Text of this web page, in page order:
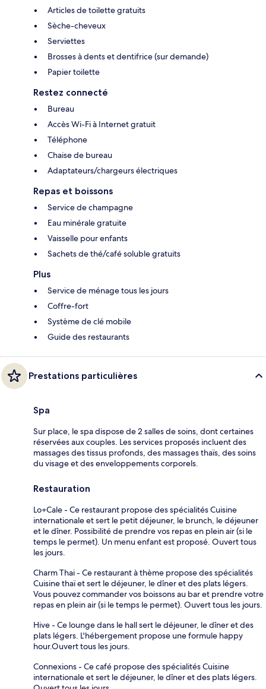
Articles de toilette gratuits
Sèche-cheveux
Serviettes
Brosses à dents et dentifrice (sur demande)
Papier toilette
Restez connecté
Bureau
Accès Wi-Fi à Internet gratuit
Téléphone
Chaise de bureau
Adaptateurs/chargeurs électriques
Repas et boissons
Service de champagne
Eau minérale gratuite
Vaisselle pour enfants
Sachets de thé/café soluble gratuits
Plus
Service de ménage tous les jours
Coffre-fort
Système de clé mobile
Guide des restaurants
Prestations particulières
Spa
Sur place, le spa dispose de 2 salles de soins, dont certaines
réservées aux couples. Les services proposés incluent des
massages des tissus profonds, des massages thaïs, des soins
du visage et des enveloppements corporels.
Restauration
Lo+Cale - Ce restaurant propose des spécialités Cuisine
internationale et sert le petit déjeuner, le brunch, le déjeuner
et le dîner. Possibilité de prendre vos repas en plein air (si le
temps le permet). Un menu enfant est proposé. Ouvert tous
les jours.
Charm Thai - Ce restaurant à thème propose des spécialités
Cuisine thaï et sert le déjeuner, le dîner et des plats légers.
Vous pouvez commander vos boissons au bar et prendre votre
repas en plein air (si le temps le permet). Ouvert tous les jours.
Hive - Ce lounge dans le hall sert le déjeuner, le dîner et des
plats légers. L'hébergement propose une formule happy
hour.Ouvert tous les jours.
Connexions - Ce café propose des spécialités Cuisine
internationale et sert le déjeuner, le dîner et des plats légers.